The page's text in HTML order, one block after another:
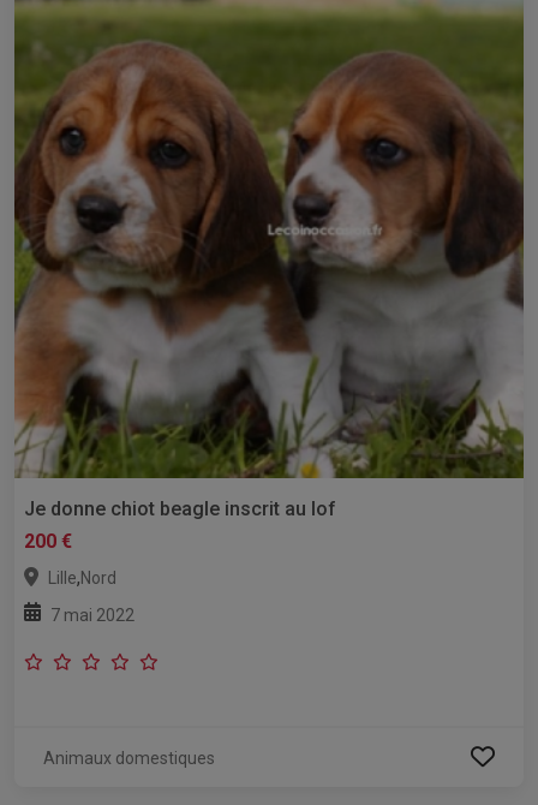
Je donne chiot beagle inscrit au lof
200 €
Lille,Nord
7 mai 2022
Animaux domestiques